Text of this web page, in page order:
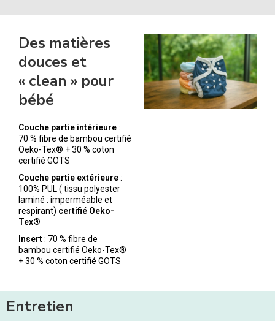
Des matières
douces et
« clean » pour
bébé
Couche partie intérieure:
70 % fibre de bambou certifié
Oeko-Tex® + 30 % coton
certifié GOTS
Couche partie extérieure:
100% PUL ( tissu polyester
laminé : imperméable et
respirant) certifié Oeko-
Tex®
Insert: 70 % fibre de
bambou certifié Oeko-Tex®
+ 30 % coton certifié GOTS
Entretien